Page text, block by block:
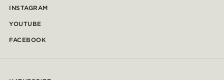
INSTAGRAM
YOUTUBE
FACEBOOK